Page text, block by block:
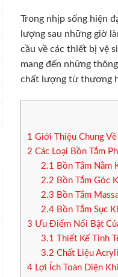
Trong nhịp sống hiện
lượng sau những giờ
cầu về các thiết bị vệ
mang đến những
chất lượng từ thương
1 Giới Thiệu Chung
2 Các Loại Bồn Tắm
2.1 Bồn Tắm Nằm
2.2 Bồn Tắm Góc
2.3 Bồn Tắm
2.4Bồn Tắm Sục
3 Ưu Điểm Nổi Bật
3.1 Thiết Kế Tinh
3.2 Chất Liệu
4 Lợi Ích Toàn Diện